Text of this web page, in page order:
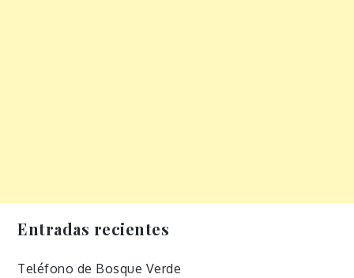
Entradas recientes
Teléfono de Bosque Verde